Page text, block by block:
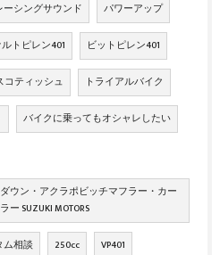
ーシングサウンド パワーアップ
トピレン401 ビットピレン401
コティッシュ トライアルバイク
バイクに乗ってもオシャレしたい
ダウン・アクラポビッチマフラー・カー
SUZUKI MOTORS
ム相談 250cc VP401